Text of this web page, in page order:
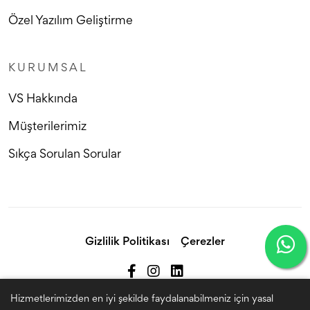
Özel Yazılım Geliştirme
KURUMSAL
VS Hakkında
Müşterilerimiz
Sıkça Sorulan Sorular
Gizlilik Politikası Çerezler
VS Dijital Ltd.Şti. @2022 Tüm hakları saklıdır.
Hizmetlerimizden en iyi şekilde faydalanabilmeniz için yasal